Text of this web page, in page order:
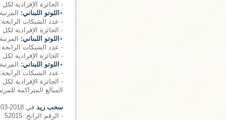
- الجائزة الإفرادية لكل شبكة:
٭ اللوتو اللبناني:
- عدد الشبكات الرابحة: 16
- الجائزة الإفرادية لكل شبكة:
٭ اللوتو اللبناني:
- عدد الشبكات الرابحة: 1108
- الجائزة الإفرادية لكل شبكة:
٭ اللوتو اللبناني:
- عدد الشبكات الرابحة: 19404
- الجائزة الإفرادية لكل
المبالغ المتراكمة
سحب زيد في 2018-03-12
- الرقم الرابح: 52015